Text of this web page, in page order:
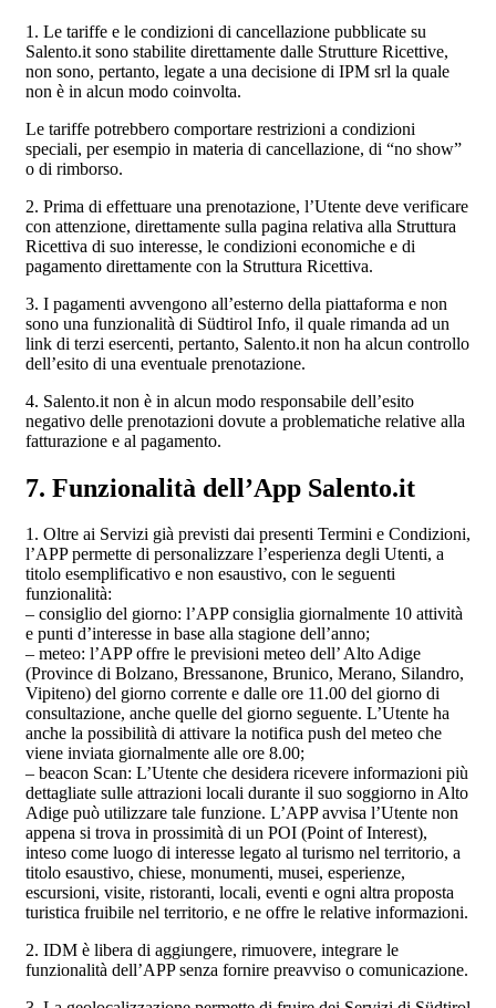
1. Le tariffe e le condizioni di cancellazione pubblicate su
Salento.it sono stabilite direttamente dalle Strutture Ricettive,
non sono, pertanto, legate a una decisione di IPM srl la quale
non è in alcun modo coinvolta.
Le tariffe potrebbero comportare restrizioni a condizioni
speciali, per esempio in materia di cancellazione, di “no show”
o di rimborso.
2. Prima di effettuare una prenotazione, l’Utente deve verificare
con attenzione, direttamente sulla pagina relativa alla Struttura
Ricettiva di suo interesse, le condizioni economiche e di
pagamento direttamente con la Struttura Ricettiva.
3. I pagamenti avvengono all’esterno della piattaforma e non
sono una funzionalità di Südtirol Info, il quale rimanda ad un
link di terzi esercenti, pertanto, Salento.it non ha alcun controllo
dell’esito di una eventuale prenotazione.
4. Salento.it non è in alcun modo responsabile dell’esito
negativo delle prenotazioni dovute a problematiche relative alla
fatturazione e al pagamento.
7. Funzionalità dell’App Salento.it
1. Oltre ai Servizi già previsti dai presenti Termini e Condizioni,
l’APP permette di personalizzare l’esperienza degli Utenti, a
titolo esemplificativo e non esaustivo, con le seguenti
funzionalità:
– consiglio del giorno: l’APP consiglia giornalmente 10 attività
e punti d’interesse in base alla stagione dell’anno;
– meteo: l’APP offre le previsioni meteo dell’ Alto Adige
(Province di Bolzano, Bressanone, Brunico, Merano, Silandro,
Vipiteno) del giorno corrente e dalle ore 11.00 del giorno di
consultazione, anche quelle del giorno seguente. L’Utente ha
anche la possibilità di attivare la notifica push del meteo che
viene inviata giornalmente alle ore 8.00;
– beacon Scan: L’Utente che desidera ricevere informazioni più
dettagliate sulle attrazioni locali durante il suo soggiorno in Alto
Adige può utilizzare tale funzione. L’APP avvisa l’Utente non
appena si trova in prossimità di un POI (Point of Interest),
inteso come luogo di interesse legato al turismo nel territorio, a
titolo esaustivo, chiese, monumenti, musei, esperienze,
escursioni, visite, ristoranti, locali, eventi e ogni altra proposta
turistica fruibile nel territorio, e ne offre le relative informazioni.
2. IDM è libera di aggiungere, rimuovere, integrare le
funzionalità dell’APP senza fornire preavviso o comunicazione.